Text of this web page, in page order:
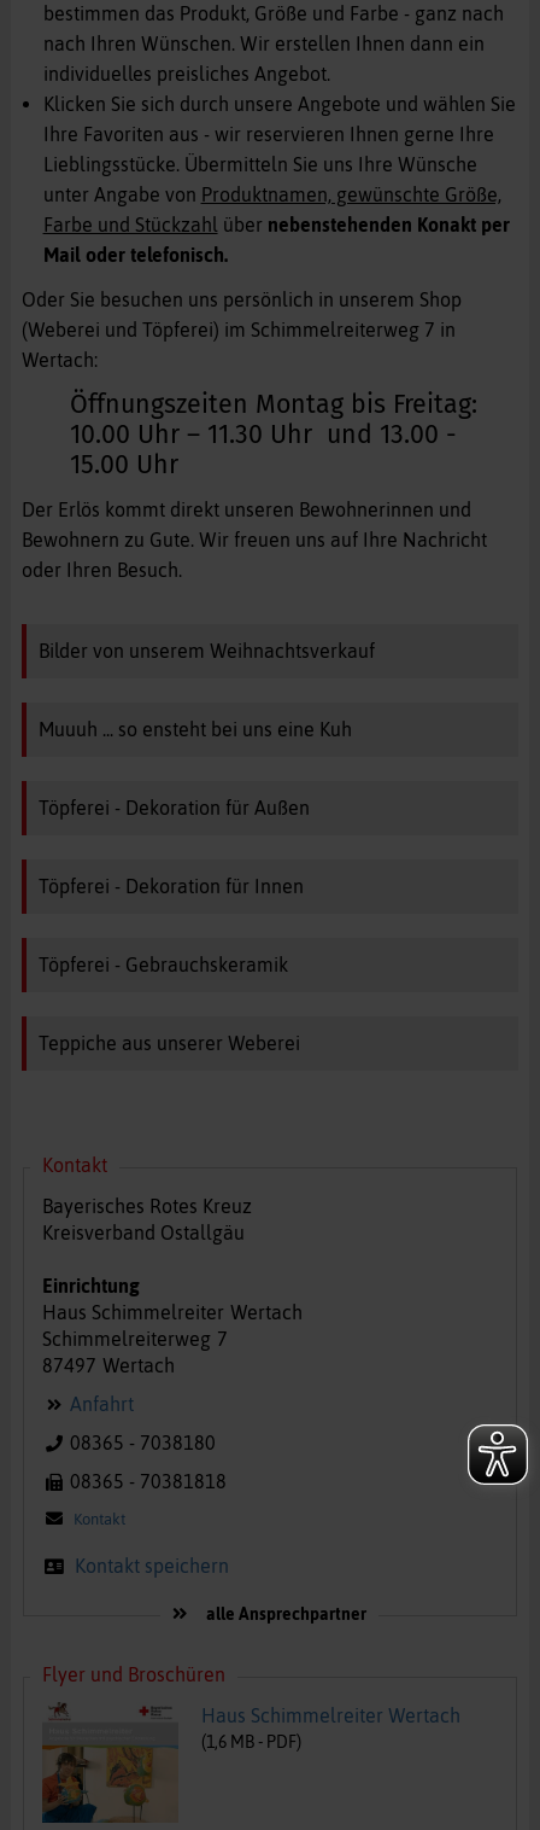
bestimmen das Produkt, Größe und Farbe - ganz nach
nach Ihren Wünschen. Wir erstellen Ihnen dann ein
individuelles preisliches Angebot.
Klicken Sie sich durch unsere Angebote und wählen Sie
Ihre Favoriten aus - wir reservieren Ihnen gerne Ihre
Lieblingsstücke. Übermitteln Sie uns Ihre Wünsche
unter Angabe von Produktnamen, gewünschte Größe,
Farbe und Stückzahl
über nebenstehenden Konakt per
Mail oder telefonisch.
Oder Sie besuchen uns persönlich in unserem Shop
(Weberei und Töpferei) im Schimmelreiterweg 7 in
Wertach:
Öffnungszeiten Montag bis Freitag:
10.00 Uhr – 11.30 Uhr und 13.00 -
15.00 Uhr
Der Erlös kommt direkt unseren Bewohnerinnen und
Bewohnern zu Gute. Wir freuen uns auf Ihre Nachricht
oder Ihren Besuch.
Bilder von unserem Weihnachtsverkauf
Muuuh ... so ensteht bei uns eine Kuh
Töpferei - Dekoration für Außen
Töpferei - Dekoration für Innen
Töpferei - Gebrauchskeramik
Teppiche aus unserer Weberei
Kontakt
Bayerisches Rotes Kreuz
Kreisverband Ostallgäu
Einrichtung
Haus Schimmelreiter Wertach
Schimmelreiterweg 7
87497 Wertach
Anfahrt
08365 - 7038180
08365 - 70381818
Kontakt
Kontakt speichern
alle Ansprechpartner
Flyer und Broschüren
Haus Schimmelreiter Wertach
(1,6 MB - PDF)